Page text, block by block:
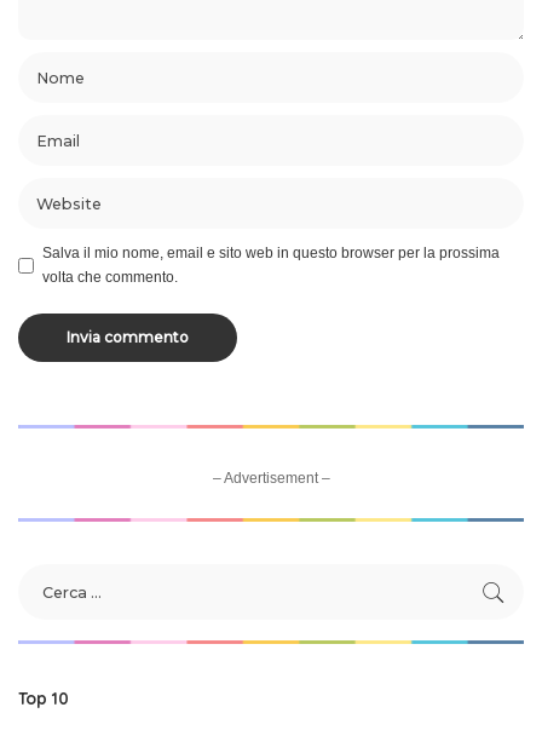
Salva il mio nome, email e sito web in questo browser per la prossima
volta che commento.
– Advertisement –
Top 10